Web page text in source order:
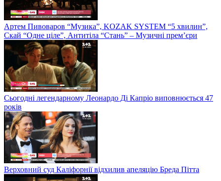
Артем Пивоваров “Музика”, KOZAK SYSTEM “5 хвилин”,
Скай “Одне ціле”, Антитіла “Стань” – Музичні прем’єри
Сьогодні легендарному Леонардо Ді Капріо виповнюється 47
років
Верховний суд Каліфорнії відхилив апеляцію Бреда Пітта